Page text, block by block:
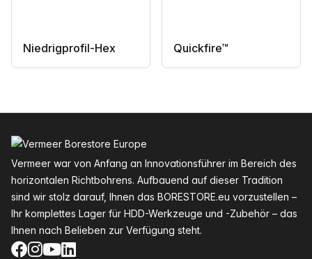
Niedrigprofil-Hex Quickfire™
Vermeer war von Anfang an Innovationsführer im Bereich des
horizontalen Richtbohrens. Aufbauend auf dieser Tradition
sind wir stolz darauf, Ihnen das BORESTORE.eu vorzustellen –
Ihr komplettes Lager für HDD-Werkzeuge und -Zubehör – das
Ihnen nach Belieben zur Verfügung steht.
Facebook
Instagram
YouTube
LinkedIn